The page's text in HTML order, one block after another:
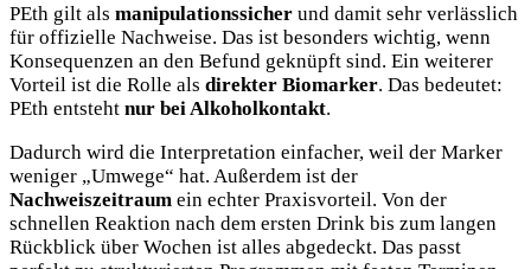
PEth gilt als manipulationssicher und damit sehr verlässlich
für offizielle Nachweise. Das ist besonders wichtig, wenn
Konsequenzen an den Befund geknüpft sind. Ein weiterer
Vorteil ist die Rolle als direkter Biomarker. Das bedeutet:
PEth entsteht nur bei Alkoholkontakt.
Dadurch wird die Interpretation einfacher, weil der Marker
weniger „Umwege“ hat. Außerdem ist der
Nachweiszeitraum ein echter Praxisvorteil. Von der
schnellen Reaktion nach dem ersten Drink bis zum langen
Rückblick über Wochen ist alles abgedeckt. Das passt